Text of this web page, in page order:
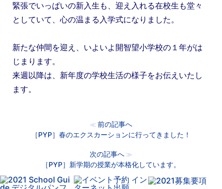
緊張でいっぱいの新入生も、迎え入れる在校生も堂々
としていて、心の温まる入学式になりました。
新たな仲間を迎え、いよいよ開智望小学校の１年がは
じまります。
来週以降は、新年度の学校生活の様子をお伝えいたし
ます。
≪ 前の記事へ
［PYP］春のエクスカーションに行ってきました！
次の記事へ ≫
［PYP］新学期の授業が本格化しています。